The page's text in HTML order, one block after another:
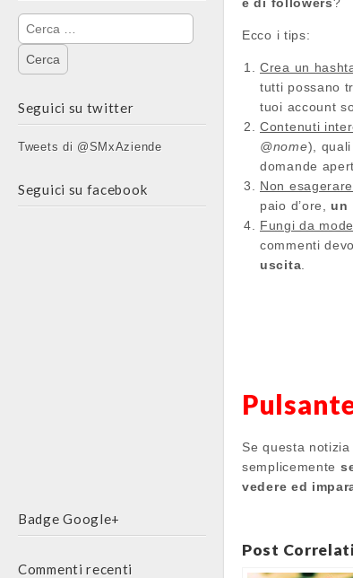
Ricerca
per:
Seguici su twitter
Tweets di @SMxAziende
Seguici su facebook
Badge Google+
Commenti recenti
Ecco i tips:
Crea un
tutti possano
tuoi account
Contenuti
@nome),
domande
Non
paio d’ore, un
Fungi da
commenti
uscita
Se questa notizia
semplicemente
vedere ed
Post